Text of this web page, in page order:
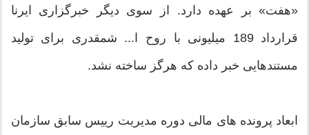
«هفت» بر عهده دارد. از سوی دیگر خبرگزاری ایرنا
قرارداد 189 میلیونی با روح ا... شمقدری برای تولید
مستندهایی خبر داده که هرگز ساخته نشد.
ابعاد پرونده های مالی دوره مدیریت رییس سابق سازمان